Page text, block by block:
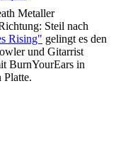
Metaller
Steil nach
Rising" gelingt es den
und Gitarrist
BurnYourEars in
Platte.